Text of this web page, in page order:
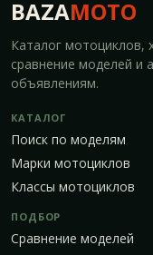
BAZAMOTO
Каталог мотоциклов,
сравнение моделей и
объявлениям.
КАТАЛОГ
Поиск по моделям
Марки мотоциклов
Классы мотоциклов
ПОДБОР
Сравнение моделей